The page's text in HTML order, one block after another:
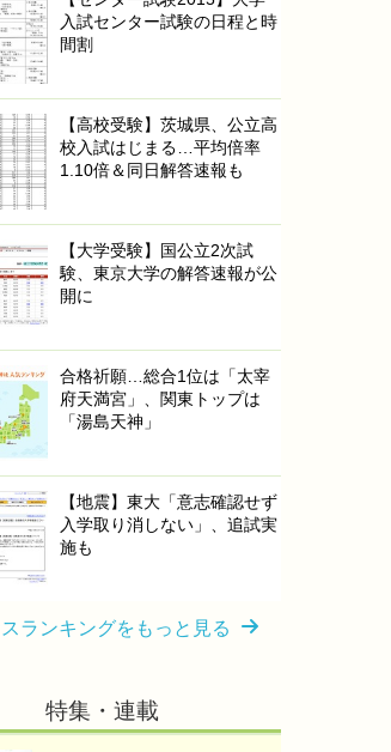
入試センター試験の日程と時
間割
【高校受験】茨城県、公立高
校入試はじまる…平均倍率
1.10倍＆同日解答速報も
【大学受験】国公立2次試
験、東京大学の解答速報が公
開に
合格祈願…総合1位は「太宰
府天満宮」、関東トップは
「湯島天神」
【地震】東大「意志確認せず
入学取り消しない」、追試実
施も
ランキングをもっと見る
特集・連載